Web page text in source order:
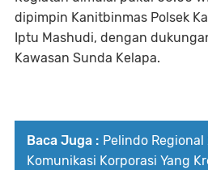
dipimpin Kanitbinmas Polsek
Iptu Mashudi, dengan
Kawasan Sunda Kelapa.
Baca Juga : Pelindo Regional
Komunikasi Korporasi Yang